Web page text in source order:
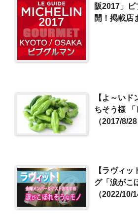
阪2017」
開！掲載店
【よ～い
ちそう様 「
（2017/8/28
【ラヴィ
グ「涙がこ
（2022/10/